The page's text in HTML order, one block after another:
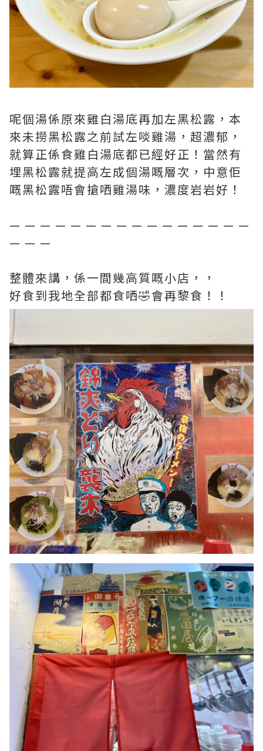
呢個湯係原來雞白湯底再加左黑松露，本
來未撈黑松露之前試左啖雞湯，超濃郁，
就算正係食雞白湯底都已經好正！當然有
埋黑松露就提高左成個湯嘅層次，中意佢
嘅黑松露唔會搶哂雞湯味，濃度岩岩好！
— — — — — — — — — — — — — — — —
— — —
整體來講，係一間幾高質嘅小店，，
好食到我地全部都食哂🤣會再黎食！！